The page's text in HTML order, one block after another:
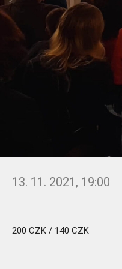
13. 11. 2021, 19:00
200 CZK / 140 CZK